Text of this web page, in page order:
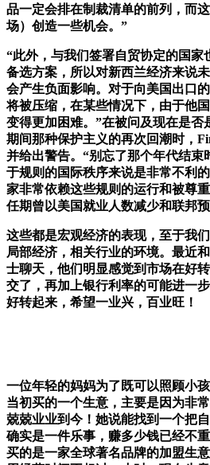
品一定会排在制裁清单的前列，而
场）创造一些机会。”
“此外，与我们签署自贸协定的国家
备选方案，所以对新西兰经济来说
会产生负面影响。对于向美国出口
将被压缩，在某些情况下，由于他
变得更加困难。”在被问及现在是否
期间那种保护主义的再次回潮时，
并给出警告。“别忘了那个年代结
于规则的国际秩序来说是非常不利
家非常依赖这些规则的运行和被尊
任期曾以美国就业人数减少和联邦预
这些都是宏观经济的表现，至于我
局部经济，相关行业的环境。最近
士聊天，他们明显感觉到市场在好
交了，再加上银行利率的可能进一
好转起来，希望一业兴，百业旺！
一位年轻的妈妈为了既可以照顾小
当初买的一个生意，主要是因为非
兢兢业业到今！她说能找到一个把
确实是一件乐事，赚多少钱已经不
买的是一家全球著名品牌的加盟生